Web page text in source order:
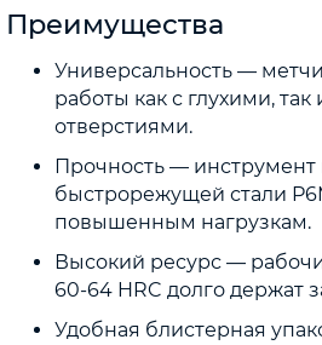
Преимущества
Универсальность —
работы как с глухими,
отверстиями.
Прочность — инструмент
быстрорежущей стали
повышенным нагрузкам.
Высокий ресурс —
60-64 HRC долго держат
Удобная блистерная